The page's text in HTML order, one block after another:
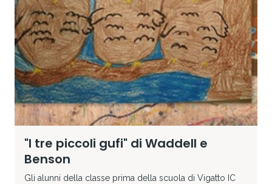
"I tre piccoli gufi" di Waddell e
Benson
Gli alunni della classe prima della scuola di Vigatto IC